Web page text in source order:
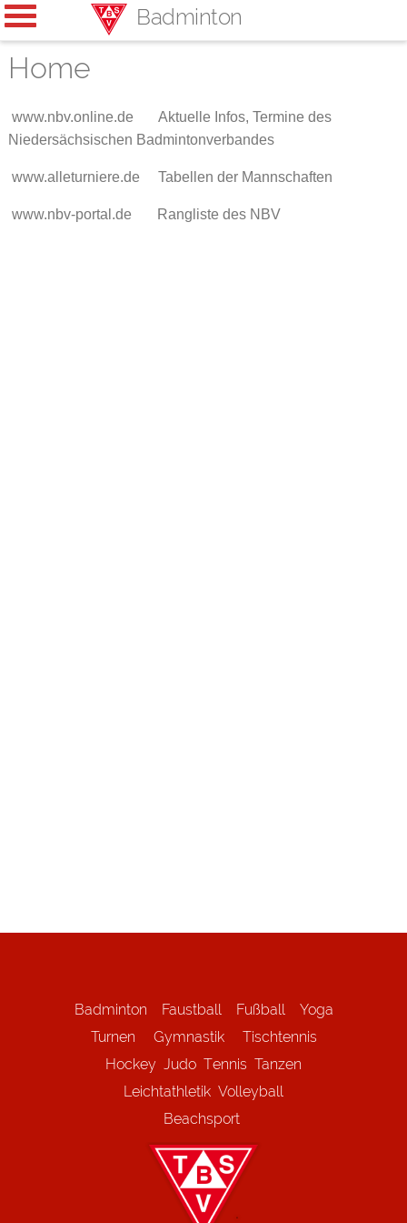
Badminton
Home
www.nbv.online.de Aktuelle Infos, Termine des
Niedersächsischen Badmintonverbandes
www.alleturniere.de Tabellen der Mannschaften
www.nbv-portal.de Rangliste des NBV
Badminton Faustball Fußball
Yoga
Turnen
Gymnastik Tischtennis
Hockey Judo Tennis Tanzen
Leichtathletik Volleyball
Beachsport